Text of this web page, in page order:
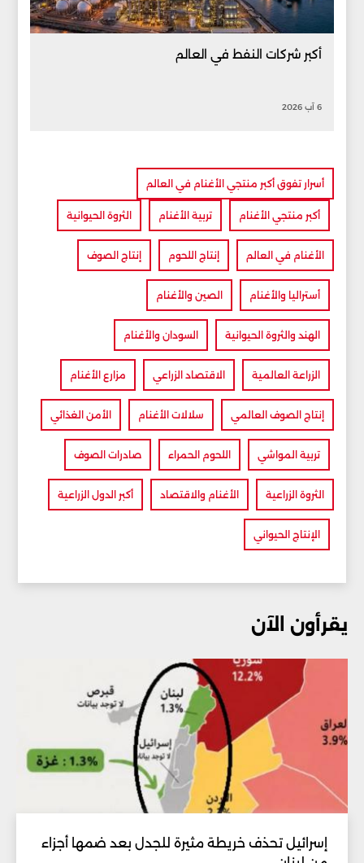
أكبر شركات النفط في العالم
6 آب 2026
أسرار تفوق أكبر منتجي الأغنام في العالم
أكبر منتجي الأغنام تربية الأغنام الثروة الحيوانية
الأغنام في العالم إنتاج اللحوم إنتاج الصوف
أستراليا والأغنام الصين والأغنام
الهند والثروة الحيوانية السودان والأغنام
الزراعة العالمية الاقتصاد الزراعي مزارع الأغنام
إنتاج الصوف العالمي سلالات الأغنام الأمن الغذائي
تربية المواشي اللحوم الحمراء صادرات الصوف
الثروة الزراعية الأغنام والاقتصاد أكبر الدول الزراعية
الإنتاج الحيواني
يقرأون الآن
إسرائيل تحذف خريطة مثيرة للجدل بعد ضمها أجزاء